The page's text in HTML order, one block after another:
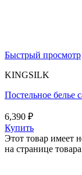
Быстрый просмотр
KINGSILK
Постельное белье
6,390 ₽
Купить
Этот товар имеет
на странице